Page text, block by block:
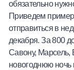
обязательно
Приведем
отправиться в
декабря. За 800
Савону, Марсель,
новогоднюю ночь